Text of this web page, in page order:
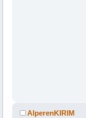
AlperenKIRIM